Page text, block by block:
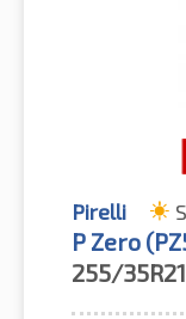
Pirelli
P Zero
255/35R21